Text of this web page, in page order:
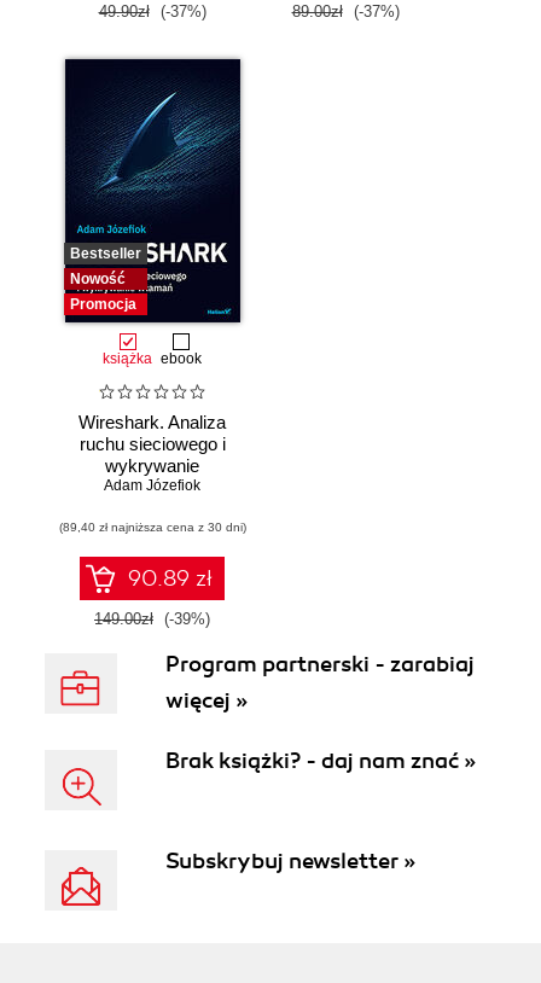
49.90zł (-37%) 89.00zł (-37%)
Bestseller
Nowość
Promocja
książka ebook
Wireshark. Analiza
ruchu sieciowego i
wykrywanie
włamań
Adam Józefiok
(89,40 zł najniższa cena z 30 dni)
90.89 zł
149.00zł (-39%)
Program partnerski - zarabiaj
więcej »
Brak książki? - daj nam znać »
Subskrybuj newsletter »